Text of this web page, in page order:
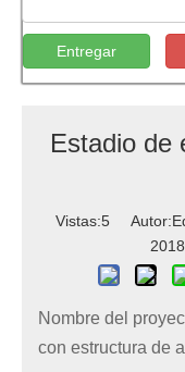
Entregar
Estadio de
Vistas:5
Nombre del
con estructura de